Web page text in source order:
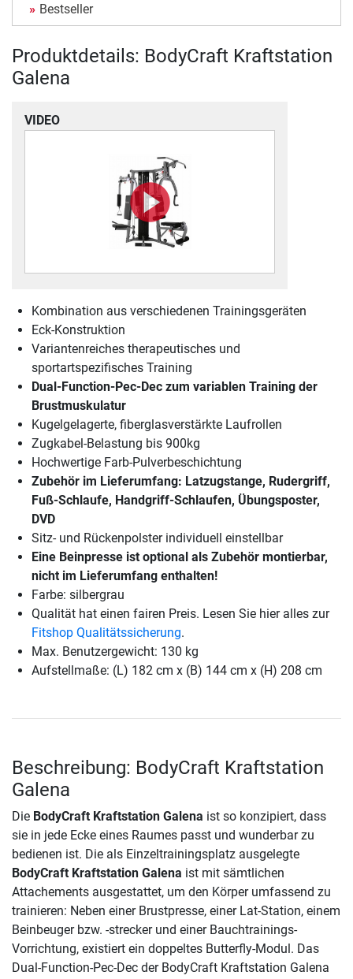
Bestseller
Produktdetails: BodyCraft Kraftstation
Galena
VIDEO
Kombination aus verschiedenen Trainingsgeräten
Eck-Konstruktion
Variantenreiches therapeutisches und
sportartspezifisches Training
Dual-Function-Pec-Dec zum variablen Training der
Brustmuskulatur
Kugelgelagerte, fiberglasverstärkte Laufrollen
Zugkabel-Belastung bis 900kg
Hochwertige Farb-Pulverbeschichtung
Zubehör im Lieferumfang: Latzugstange, Rudergriff,
Fuß-Schlaufe, Handgriff-Schlaufen, Übungsposter,
DVD
Sitz- und Rückenpolster individuell einstellbar
Eine Beinpresse ist optional als Zubehör montierbar,
nicht im Lieferumfang enthalten!
Farbe: silbergrau
Qualität hat einen fairen Preis. Lesen Sie hier alles zur
Fitshop Qualitätssicherung.
Max. Benutzergewicht: 130 kg
Aufstellmaße: (L) 182 cm x (B) 144 cm x (H) 208 cm
Beschreibung: BodyCraft Kraftstation
Galena
Die BodyCraft Kraftstation Galena ist so konzipiert, dass
sie in jede Ecke eines Raumes passt und wunderbar zu
bedienen ist. Die als Einzeltrainingsplatz ausgelegte
BodyCraft Kraftstation Galena ist mit sämtlichen
Attachements ausgestattet, um den Körper umfassend zu
trainieren: Neben einer Brustpresse, einer Lat-Station, einem
Beinbeuger bzw. -strecker und einer Bauchtrainings-
Vorrichtung, existiert ein doppeltes Butterfly-Modul. Das
Dual-Function-Pec-Dec der BodyCraft Kraftstation Galena